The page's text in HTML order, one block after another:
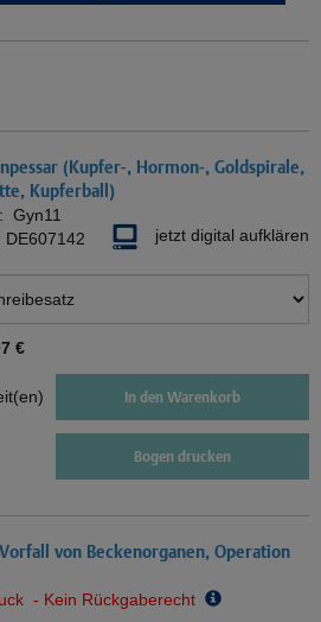
(Kupfer-, Hormon-, Goldspirale,
Kupferball)
Gyn11
DE607142 jetzt digital aufklären
€
In den Warenkorb
Bogen drucken
von Beckenorganen, Operation
- Kein Rückgaberecht